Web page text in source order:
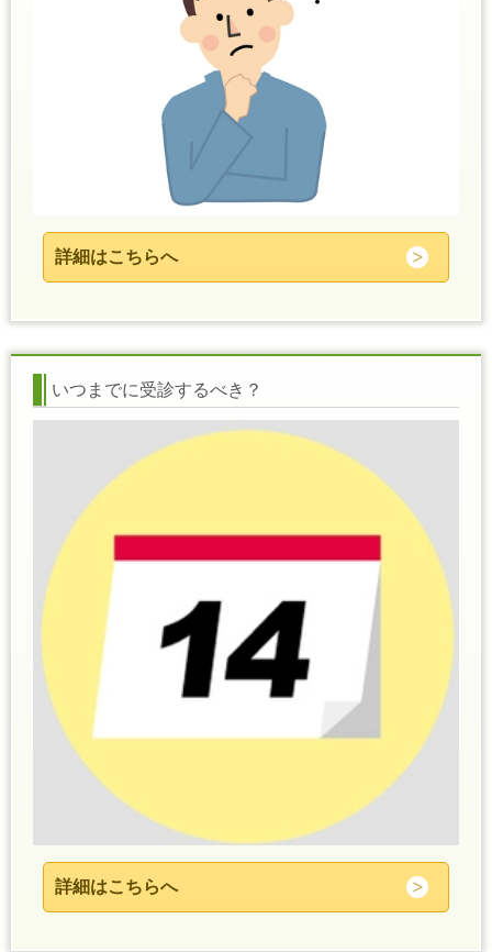
詳細はこちらへ
いつまでに受診するべき？
詳細はこちらへ